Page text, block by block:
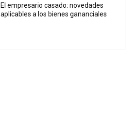
El empresario casado: novedades
aplicables a los bienes gananciales